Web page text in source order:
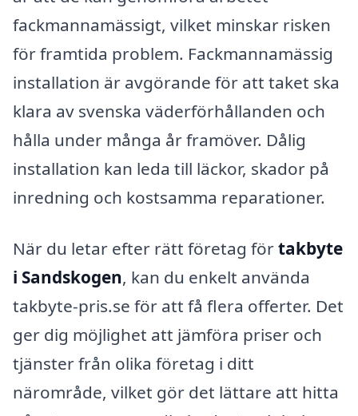
fackmannamässigt, vilket minskar risken
för framtida problem. Fackmannamässig
installation är avgörande för att taket ska
klara av svenska väderförhållanden och
hålla under många år framöver. Dålig
installation kan leda till läckor, skador på
inredning och kostsamma reparationer.
När du letar efter rätt företag förtakbyte
i Sandskogen, kan du enkelt använda
takbyte-pris.se för att få flera offerter. Det
ger dig möjlighet att jämföra priser och
tjänster från olika företag i ditt
närområde, vilket gör det lättare att hitta